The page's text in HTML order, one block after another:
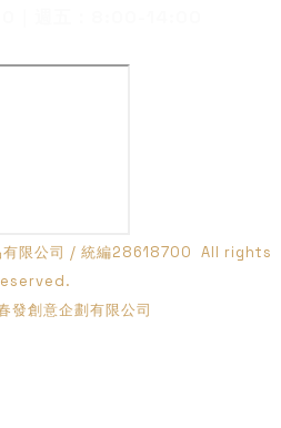
限公司 / 統編28618700 All rights
發創意企劃有限公司